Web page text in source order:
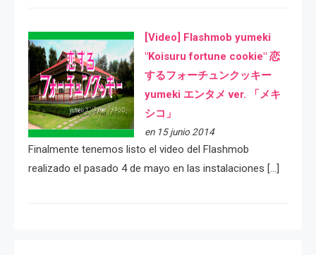
[Video] Flashmob yumeki
"Koisuru fortune cookie" 恋
するフォーチュンクッキー
yumeki エンタメ ver. 「メキ
シコ」
en 15 junio 2014
Finalmente tenemos listo el video del Flashmob
realizado el pasado 4 de mayo en las instalaciones […]